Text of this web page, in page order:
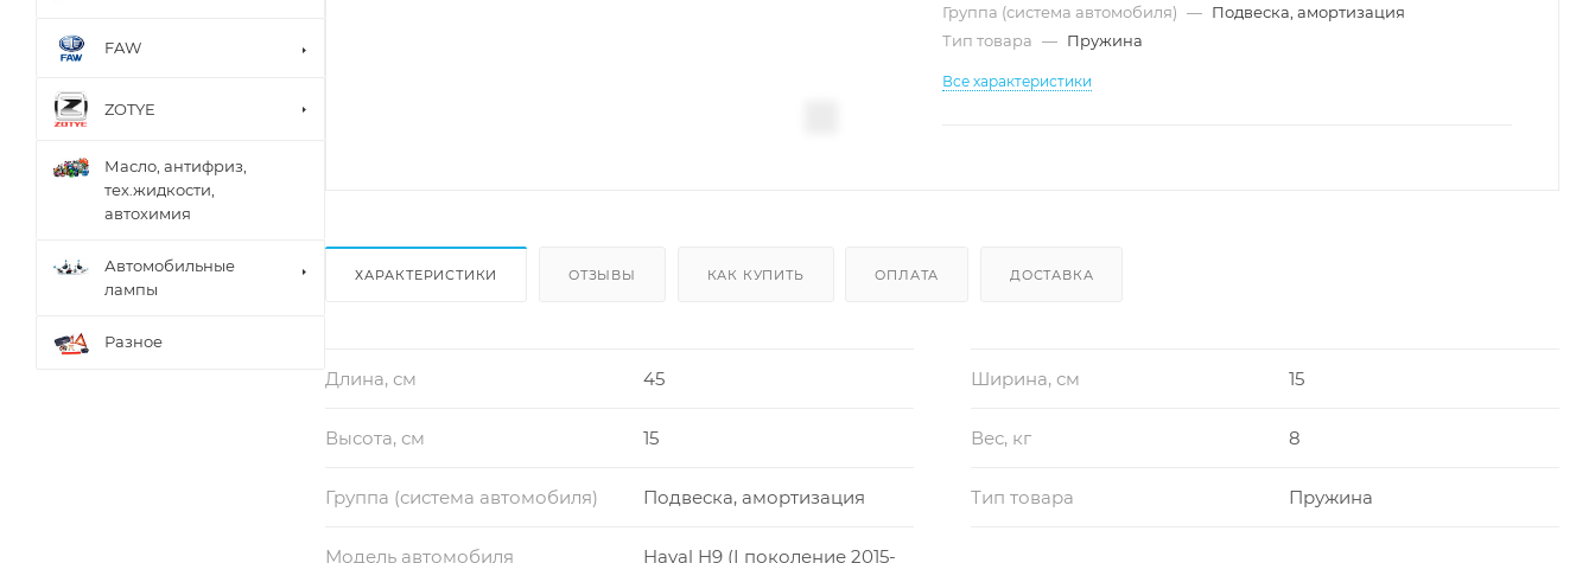
Группа (система автомобиля) — Подвеска, амортизация
Тип товара — Пружина
Все характеристики
ХАРАКТЕРИСТИКИ ОТЗЫВЫ КАК КУПИТЬ ОПЛАТА ДОСТАВКА
Длина, см 45 Ширина, см 15
Высота, см 15 Вес, кг 8
Группа (система автомобиля) Подвеска, амортизация Тип товара Пружина
Модель автомобиля
Haval H9 (I поколение 2015-
FAW
ZOTYE
Масло, антифриз,
тех.жидкости,
автохимия
Автомобильные
лампы
Разное